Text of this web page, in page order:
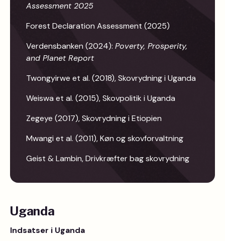
Assessment 2025
Forest Declaration Assessment (2025)
Verdensbanken (2024): Poverty, Prosperity,
and Planet Report
Twongyirwe et al. (2018), Skovrydning i Uganda
Weiswa et al. (2015), Skovpolitik i Uganda
Zegeye (2017), Skovrydning i Etiopien
Mwangi et al. (2011), Køn og skovforvaltning
Geist & Lambin, Drivkræfter bag skovrydning
Uganda
Indsatser i Uganda